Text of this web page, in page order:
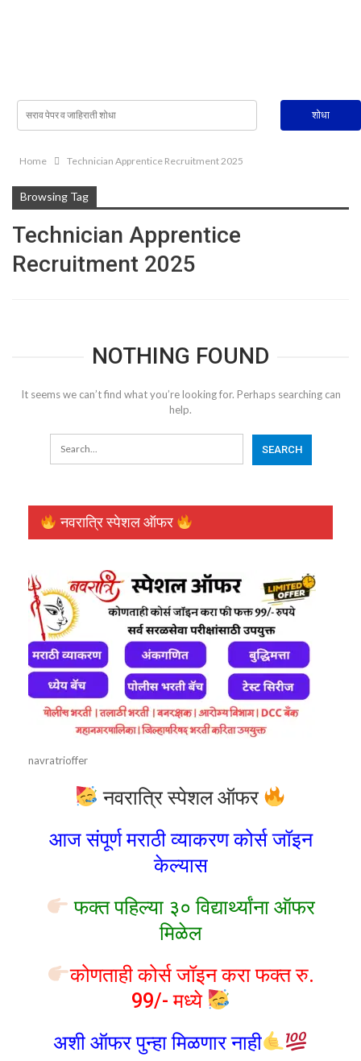
Home Technician Apprentice Recruitment 2025
Browsing Tag
Technician Apprentice
Recruitment 2025
NOTHING FOUND
It seems we can’t find what you’re looking for. Perhaps searching can
help.
नवरात्रि स्पेशल ऑफर
navratrioffer
नवरात्रि स्पेशल ऑफर
आज संपूर्ण मराठी व्याकरण कोर्स जॉइन
केल्यास
फक्त पहिल्या ३० विद्यार्थ्यांना ऑफर
मिळेल
कोणताही कोर्स जॉइन करा फक्त रु.
99/- मध्ये
अशी ऑफर पुन्हा मिळणार नाही